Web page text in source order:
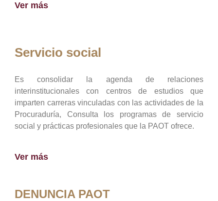
Ver más
Servicio social
Es consolidar la agenda de relaciones
interinstitucionales con centros de estudios que
imparten carreras vinculadas con las actividades de la
Procuraduría, Consulta los programas de servicio
social y prácticas profesionales que la PAOT ofrece.
Ver más
DENUNCIA PAOT